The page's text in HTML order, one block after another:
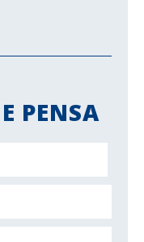
PENSA